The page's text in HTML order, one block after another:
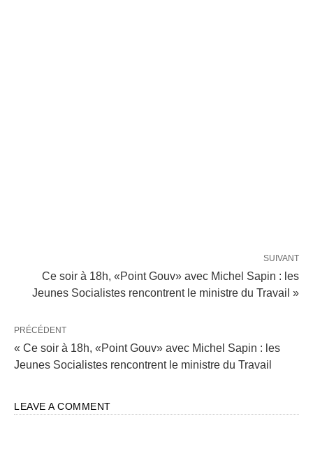
SUIVANT
Ce soir à 18h, «Point Gouv» avec Michel Sapin : les
Jeunes Socialistes rencontrent le ministre du Travail »
PRÉCÉDENT
« Ce soir à 18h, «Point Gouv» avec Michel Sapin : les
Jeunes Socialistes rencontrent le ministre du Travail
LEAVE A COMMENT